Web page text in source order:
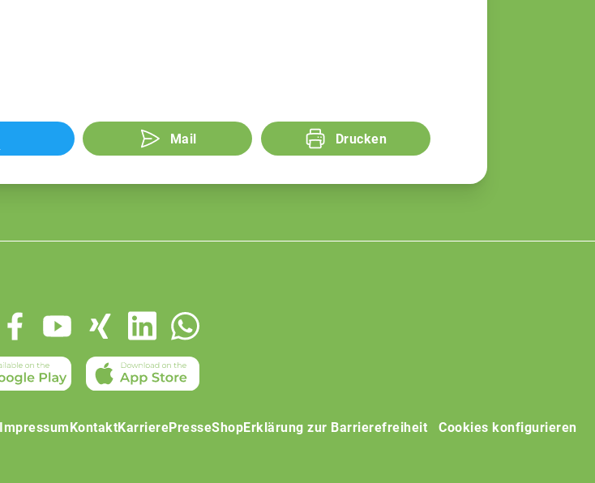
Mail Drucken
Impressum KontaktKarrierePresseShopErklärung zur Barrierefreiheit Cookies konfigurieren